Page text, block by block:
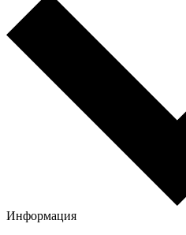
Информация